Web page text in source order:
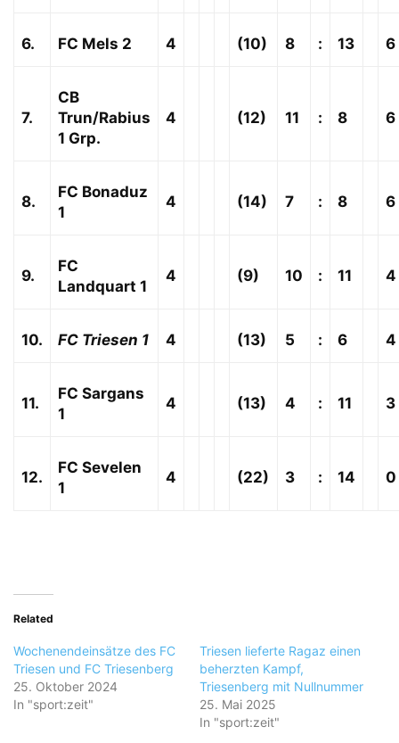
6. FC Mels 2 4 (10) 8 : 13 6
7.
CB
Trun/Rabius
1 Grp.
4 (12) 11 : 8 6
8.
FC Bonaduz
1
4 (14) 7 : 8 6
9.
FC
Landquart 1
4 (9) 10 : 11 4
10. FC Triesen 1 4 (13) 5 : 6 4
11.
FC Sargans
1
4 (13) 4 : 11 3
12.
FC Sevelen
1
4 (22) 3 : 14 0
Related
Wochenendeinsätze des FC
Triesen und FC Triesenberg
25. Oktober 2024
In "sport:zeit"
Triesen lieferte Ragaz einen
beherzten Kampf,
Triesenberg mit Nullnummer
25. Mai 2025
In "sport:zeit"